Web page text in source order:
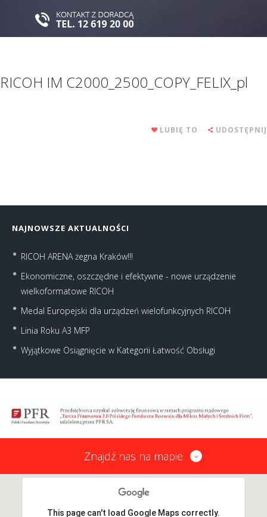
RICOH IM C2000_2500_COPY_FELIX_pl
LUBIĘ TO UDOSTĘPNIJ
NAJNOWSZE AKTUALNOŚCI
RICOH ARENA żegna Kraków!!!
Ekonomiczne, oszczędne i efektywne - nowe urządzenie
wielkoformatowe RICOH
Medal Europejski dla urządzeń wielofunkcyjnych RICOH
Linia Roku A3 MFP
Wyjątkowe Osiągnięcie w Kategorii Łatwość Obsługi
Znajdź nas na mapie
This page can't load Google Maps correctly.